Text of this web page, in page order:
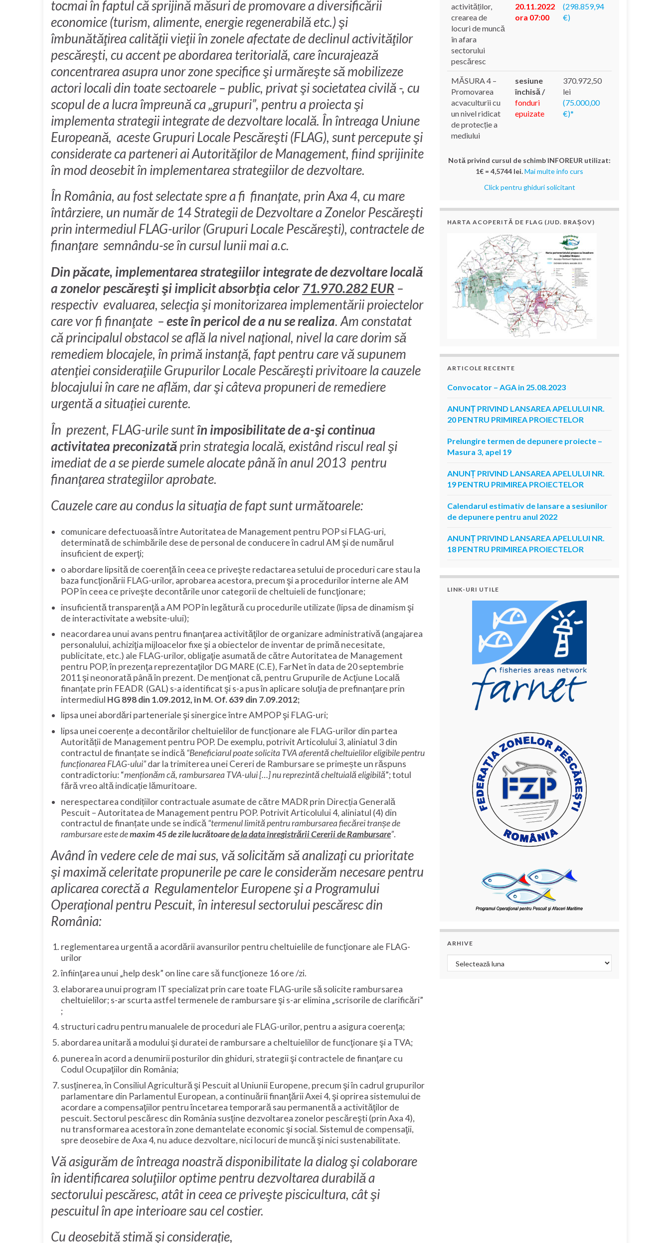
tocmai în faptul că sprijină măsuri de promovare a diversificării
economice (turism, alimente, energie regenerabilă etc.) şi
îmbunătăţirea calităţii vieţii în zonele afectate de declinul activităţilor
pescăreşti, cu accent pe abordarea teritorială, care încurajează
concentrarea asupra unor zone specifice şi urmăreşte să mobilizeze
actori locali din toate sectoarele – public, privat şi societatea civilă -, cu
scopul de a lucra împreună ca „grupuri”, pentru a proiecta şi
implementa strategii integrate de dezvoltare locală. În întreaga Uniune
Europeană, aceste Grupuri Locale Pescăreşti (FLAG), sunt percepute şi
considerate ca parteneri ai Autorităţilor de Management, fiind sprijinite
în mod deosebit în implementarea strategiilor de dezvoltare.
În România, au fost selectate spre a fi finanţate, prin Axa 4, cu mare
întârziere, un număr de 14 Strategii de Dezvoltare a Zonelor Pescăreşti
prin intermediul FLAG-urilor (Grupuri Locale Pescăreşti), contractele de
finanţare semnându-se în cursul lunii mai a.c.
Din păcate, implementarea strategiilor integrate de dezvoltare locală
a zonelor pescăreşti şi implicit absorbţia celor 71.970.282EUR –
respectiv evaluarea, selecţia şi monitorizarea implementării proiectelor
care vor fi finanţate –este în pericol de a nu se realiza. Am constatat
că principalul obstacol se află la nivel naţional, nivel la care dorim să
remediem blocajele, în primă instanţă, fapt pentru care vă supunem
atenţiei consideraţiile Grupurilor Locale Pescăreşti privitoare la cauzele
blocajului în care ne aflăm, dar şi câteva propuneri de remediere
urgentă a situaţiei curente.
În prezent, FLAG-urile suntîn imposibilitate de a-şi continua
activitatea preconizatăprin strategia locală, existând riscul real şi
imediat de a se pierde sumele alocate până în anul 2013 pentru
finanţarea strategiilor aprobate.
Cauzele care au condus la situaţia de fapt sunt următoarele:
comunicare defectuoasă între Autoritatea de Management pentru POP si FLAG-uri,
determinată de schimbările dese de personal de conducere în cadrul AM şi de numărul
insuficient de experţi;
o abordare lipsită de coerenţă în ceea ce priveşte redactarea setului de proceduri care stau la
baza funcţionării FLAG-urilor, aprobarea acestora, precum şi a procedurilor interne ale AM
POP în ceea ce priveşte decontările unor categorii de cheltuieli de funcţionare;
insuficientă transparenţă a AM POP în legătură cu procedurile utilizate (lipsa de dinamism şi
de interactivitate a website-ului);
neacordarea unui avans pentru finanţarea activităţilor de organizare administrativă (angajarea
personalului, achiziţia mijloacelor fixe şi a obiectelor de inventar de primă necesitate,
publicitate, etc.) ale FLAG-urilor, obligaţie asumată de către Autoritatea de Management
pentru POP, în prezenţa reprezentaţilor DG MARE (C.E), FarNet în data de 20 septembrie
2011 şi neonorată până în prezent. De menţionat că, pentru Grupurile de Acţiune Locală
finanțate prin FEADR (GAL) s-a identificat şi s-a pus în aplicare soluţia de prefinanţare prin
intermediul HG 898 din 1.09.2012, în M. Of. 639 din 7.09.2012;
lipsa unei abordări parteneriale şi sinergice între AMPOP şi FLAG-uri;
lipsa unei coerențe a decontărilor cheltuielilor de funcționare ale FLAG-urilor din partea
Autorității de Management pentru POP. De exemplu, potrivit Articolului 3, aliniatul 3 din
contractul de finanțate se indică “Beneficiarul poate solicita TVA aferentă cheltuielilor eligibile pentru
funcționarea FLAG-ului”dar la trimiterea unei Cereri de Rambursare se primește un răspuns
contradictoriu: “menționăm că, rambursarea TVA-ului […] nu reprezintă cheltuială eligibilă”; totul
fără vreo altă indicație lămuritoare.
nerespectarea condițiilor contractuale asumate de către MADR prin Direcția Generală
Pescuit – Autoritatea de Management pentru POP. Potrivit Articolului 4, aliniatul (4) din
contractul de finanțate unde se indică “termenul limită pentru rambursarea fiecărei tranșe de
rambursare este demaxim 45 de zile lucrătoarede la data înregistrării Cererii de Rambursare”.
Având în vedere cele de mai sus, vă solicităm să analizaţi cu prioritate
şi maximă celeritate propunerile pe care le considerăm necesare pentru
aplicarea corectă a Regulamentelor Europene şi a Programului
Operaţional pentru Pescuit, în interesul sectorului pescăresc din
România:
reglementarea urgentă a acordării avansurilor pentru cheltuielile de funcţionare ale FLAG-
urilor
înfiinţarea unui „help desk” on line care să funcţioneze 16 ore /zi.
elaborarea unui program IT specializat prin care toate FLAG-urile să solicite rambursarea
cheltuielilor; s-ar scurta astfel termenele de rambursare şi s-ar elimina „scrisorile de clarificări”
;
structuri cadru pentru manualele de proceduri ale FLAG-urilor, pentru a asigura coerenţa;
abordarea unitară a modului şi duratei de rambursare a cheltuielilor de funcţionare şi a TVA;
punerea în acord a denumirii posturilor din ghiduri, strategii şi contractele de finanţare cu
Codul Ocupaţiilor din România;
susţinerea, în Consiliul Agricultură şi Pescuit al Uniunii Europene, precum şi în cadrul grupurilor
parlamentare din Parlamentul European, a continuării finanţării Axei 4, şi oprirea sistemului de
acordare a compensaţiilor pentru încetarea temporară sau permanentă a activităţilor de
pescuit. Sectorul pescăresc din România susţine dezvoltarea zonelor pescăreşti (prin Axa 4),
nu transformarea acestora în zone demantelate economic şi social. Sistemul de compensaţii,
spre deosebire de Axa 4, nu aduce dezvoltare, nici locuri de muncă şi nici sustenabilitate.
Vă asigurăm de întreaga noastră disponibilitate la dialog şi colaborare
în identificarea soluţiilor optime pentru dezvoltarea durabilă a
sectorului pescăresc, atât in ceea ce priveşte piscicultura, cât şi
pescuitul în ape interioare sau cel costier.
Cu deosebită stimă şi consideraţie,
activităților,
crearea de
locuri de muncă
în afara
sectorului
pescăresc
20.11.2022
ora 07:00
(298.859,94
€)
MĂSURA 4 –
Promovarea
acvaculturii cu
un nivel ridicat
de protecție a
mediului
sesiune
închisă /
fonduri
epuizate
370.972,50
lei
(75.000,00
€)*
Notă privind cursul de schimb INFOREUR utilizat:
1€ = 4,5744 lei.Mai multe info curs
Click pentru ghiduri solicitant
HARTA ACOPERITĂ DE FLAG (JUD. BRAȘOV)
ARTICOLE RECENTE
Convocator – AGA in 25.08.2023
ANUNȚ PRIVIND LANSAREA APELULUI NR.
20 PENTRU PRIMIREA PROIECTELOR
Prelungire termen de depunere proiecte –
Masura 3, apel 19
ANUNȚ PRIVIND LANSAREA APELULUI NR.
19 PENTRU PRIMIREA PROIECTELOR
Calendarul estimativ de lansare a sesiunilor
de depunere pentru anul 2022
ANUNȚ PRIVIND LANSAREA APELULUI NR.
18 PENTRU PRIMIREA PROIECTELOR
LINK-URI UTILE
ARHIVE
Arhive